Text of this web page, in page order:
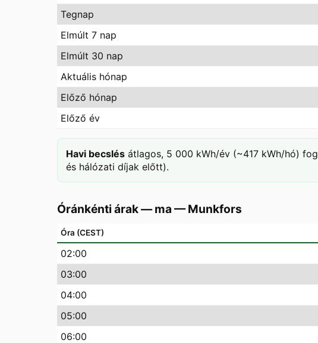
Tegnap
Elmúlt 7 nap
Elmúlt 30 nap
Aktuális hónap
Előző hónap
Előző év
Havi becslés átlagos, 5 000 kWh/év (~417 kWh/hó)
és hálózati díjak előtt).
Óránkénti árak — ma —Munkfors
Óra (CEST)
02:00
03:00
04:00
05:00
06:00